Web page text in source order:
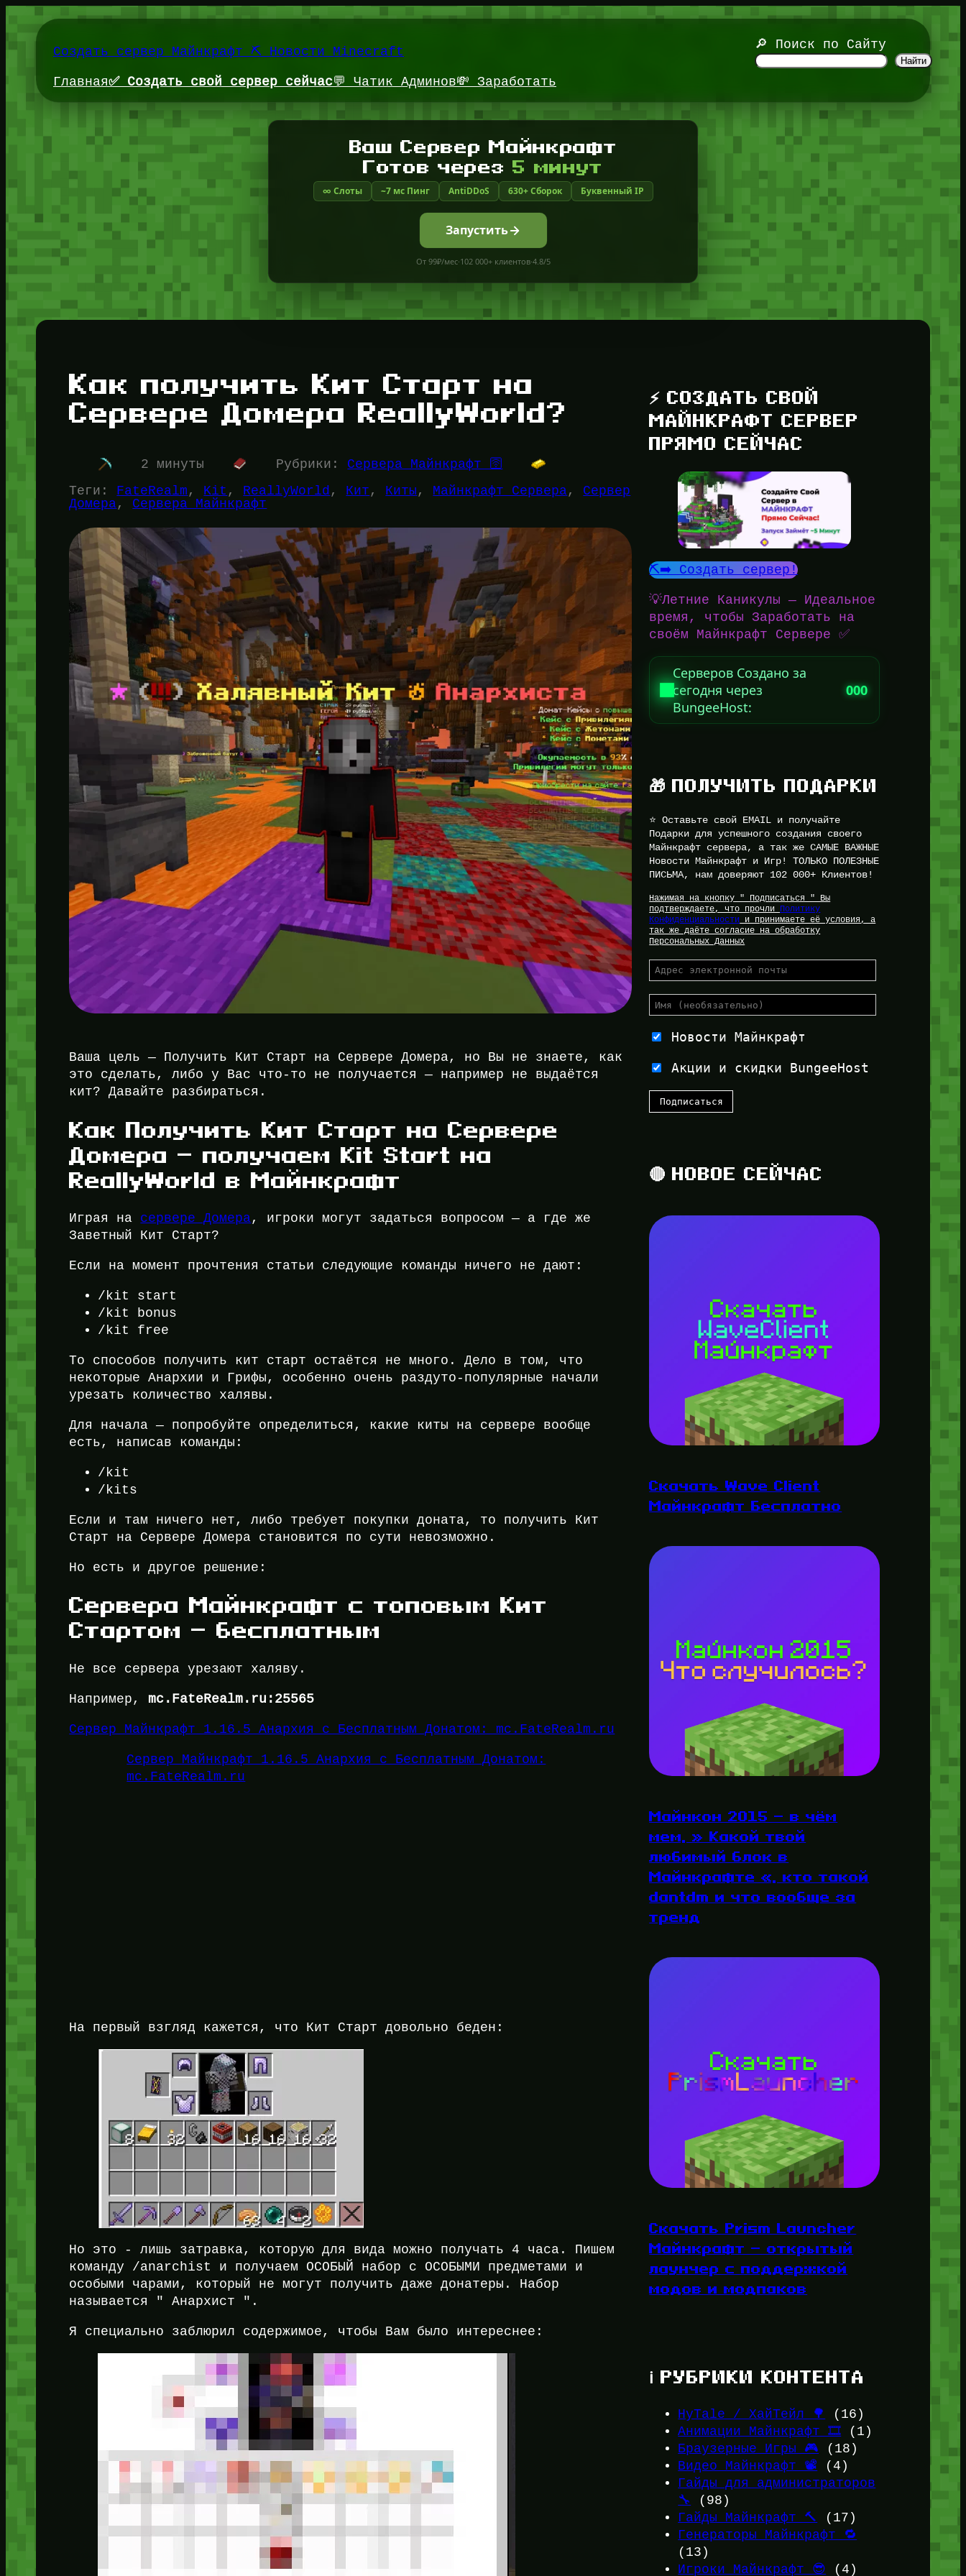
Перейти
к
содержимомуСоздать сервер Майнкрафт ⛏️ Новости Minecraft
🔎 Поиск по Сайту
Найти
Главная✅ Создать свой сервер сейчас💬 Чатик Админов💸 Заработать
Ваш Сервер Майнкрафт
Готов через5 минут
∞ Слоты ~7 мс Пинг AntiDDoS 630+ Сборок Буквенный IP
Запустить
От 99₽/мес·102 000+ клиентов·4.8/5
Как получить Кит Старт на
Сервере Домера ReallyWorld?
2 минуты Рубрики: Сервера Майнкрафт 🛜
Теги: FateRealm , Kit , ReallyWorld , Кит , Киты , Майнкрафт Сервера, Сервер
Домера, Сервера Майнкрафт
Ваша цель — Получить Кит Старт на Сервере Домера, но Вы не знаете, как
это сделать, либо у Вас что-то не получается — например не выдаётся
кит? Давайте разбираться.
Как Получить Кит Старт на Сервере
Домера — получаем Kit Start на
ReallyWorld в Майнкрафт
Играя на сервере Домера, игроки могут задаться вопросом — а где же
Заветный Кит Старт?
Если на момент прочтения статьи следующие команды ничего не дают:
/kit start
/kit bonus
/kit free
То способов получить кит старт остаётся не много. Дело в том, что
некоторые Анархии и Грифы, особенно очень раздуто-популярные начали
урезать количество халявы.
Для начала — попробуйте определиться, какие киты на сервере вообще
есть, написав команды:
/kit
/kits
Если и там ничего нет, либо требует покупки доната, то получить Кит
Старт на Сервере Домера становится по сути невозможно.
Но есть и другое решение:
Сервера Майнкрафт с топовым Кит
Стартом — бесплатным
Не все сервера урезают халяву.
Например,mc.FateRealm.ru:25565
Сервер Майнкрафт 1.16.5 Анархия с Бесплатным Донатом: mc.FateRealm.ru
Сервер Майнкрафт 1.16.5 Анархия с Бесплатным Донатом:
mc.FateRealm.ru
На первый взгляд кажется, что Кит Старт довольно беден:
Но это - лишь затравка, которую для вида можно получать 4 часа. Пишем
команду /anarchist и получаем ОСОБЫЙ набор с ОСОБЫМИ предметами и
особыми чарами, который не могут получить даже донатеры. Набор
называется " Анархист ".
Я специально заблюрил содержимое, чтобы Вам было интереснее:
⚡ СОЗДАТЬ СВОЙ
МАЙНКРАФТ СЕРВЕР
ПРЯМО СЕЙЧАС
⛏️➡️ Создать сервер!
💡Летние Каникулы — Идеальное
время, чтобы Заработать на
своём Майнкрафт Сервере ✅
Серверов Создано за
сегодня через
BungeeHost:
000
🎁 ПОЛУЧИТЬ ПОДАРКИ
⭐ Оставьте свой EMAIL и получайте
Подарки для успешного создания своего
Майнкрафт сервера, а так же САМЫЕ ВАЖНЫЕ
Новости Майнкрафт и Игр! ТОЛЬКО ПОЛЕЗНЫЕ
ПИСЬМА, нам доверяют 102 000+ Клиентов!
Нажимая на кнопку " Подписаться " Вы
подтверждаете, что прочли Политику
Конфиденциальности и принимаете её условия, а
так же даёте согласие на обработку
Персональных Данных
Новости Майнкрафт
Акции и скидки BungeeHost
🔴 НОВОЕ СЕЙЧАС
Скачать Wave Client
Майнкрафт Бесплатно
Майнкон 2015 — в чём
мем, » Какой твой
любимый блок в
Майнкрафте «, кто такой
dantdm и что вообще за
тренд
Скачать Prism Launcher
Майнкрафт — открытый
лаунчер с поддержкой
модов и модпаков
ℹ️ РУБРИКИ КОНТЕНТА
HyTale / ХайТейл 🌳
(16)
Анимации Майнкрафт 🎞️ (1)
Браузерные Игры 🎮 (18)
Видео Майнкрафт 📽️ (4)
Гайды для администраторов
🔧
(98)
Гайды Майнкрафт 🔨
(17)
Генераторы Майнкрафт 🔁
(13)
Игроки Майнкрафт 😎 (4)